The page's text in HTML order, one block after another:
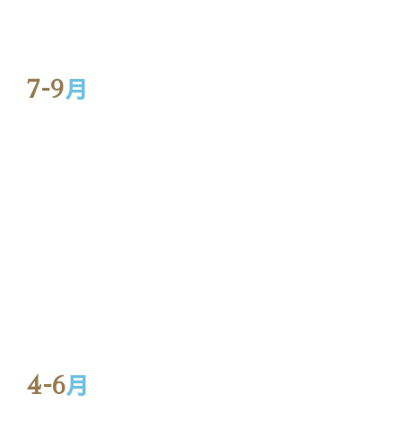
7-9月
4-6月